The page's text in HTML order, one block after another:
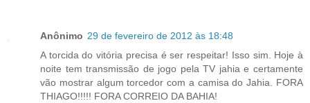
Anônimo 29 de fevereiro de 2012 às 18:48
A torcida do vitória precisa é ser respeitar! Isso sim. Hoje à
noite tem transmissão de jogo pela TV jahia e certamente
vão mostrar algum torcedor com a camisa do Jahia. FORA
THIAGO!!!!! FORA CORREIO DA BAHIA!